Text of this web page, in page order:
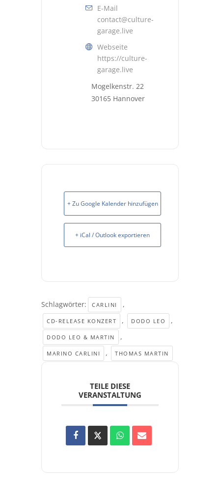
E-Mail
contact@culture-
garage.live
Webseite
https://culture-
garage.live
Mogelkenstr. 22
30165 Hannover
+ Zu Google Kalender hinzufügen
+ iCal / Outlook exportieren
Schlagwörter: CARLINI ,
CD-RELEASE KONZERT , DODO LEO ,
DODO LEO & MARTIN ,
MARINO CARLINI , THOMAS MARTIN
TEILE DIESE
VERANSTALTUNG